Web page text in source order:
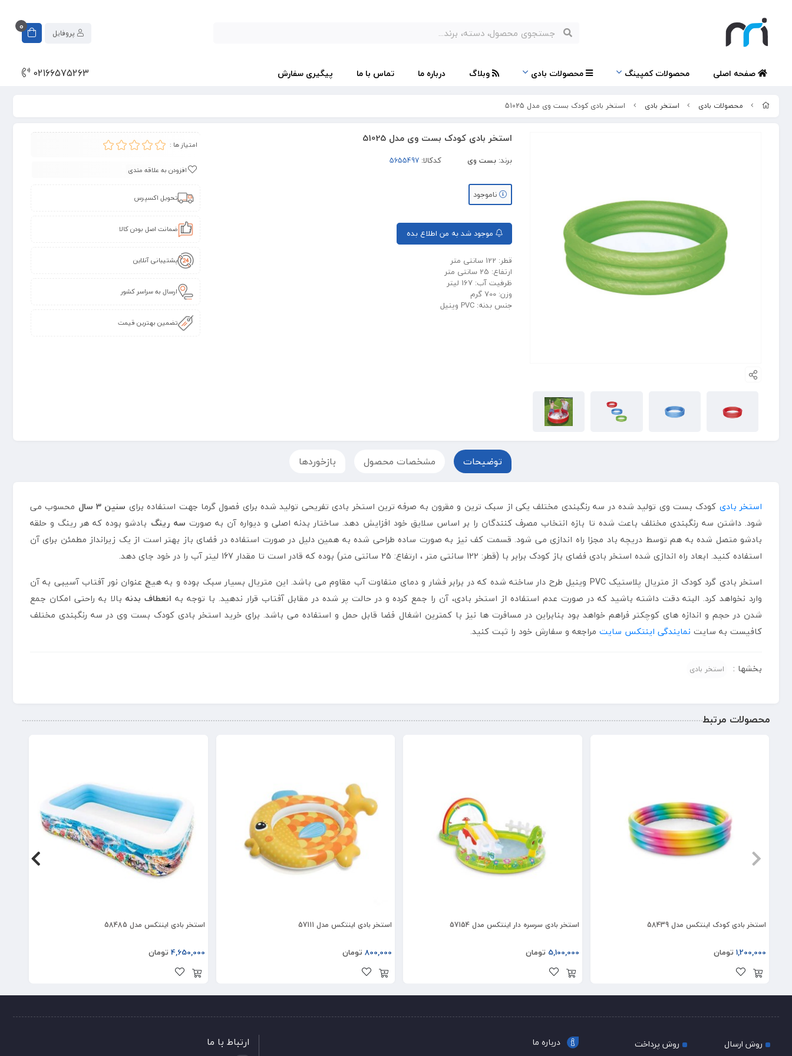
0
صفحه اصلی محصولات کمپینگ محصولات بادی وبلاگ درباره ما تماس با ما پیگیری سفارش 02166575263
محصولات بادی استخر بادی استخر بادی کودک بست وی مدل 51025
استخر بادی کودک بست وی مدل 51025
برند:بست وی کدکالا:
ناموجود
موجود شد به من اطلاع بده
قطر: 122 سانتی متر
ارتفاع: 25 سانتی متر
ظرفیت آب: 167 لیتر
وزن: 700 گرم
جنس بدنه: PVC وینیل
امتیاز ها :
افزودن به علاقه مندی
تحویل اکسپرس
ضمانت اصل بودن کالا
پشتیبانی آنلاین
ارسال به سراسر کشور
تضمین بهترین قیمت
توضیحات مشخصات محصول بازخوردها
استخر بادی کودک بست وی تولید شده در سه رنگبندی مختلف یکی از سبک ترین و مقرون به صرفه ترین استخر بادی تفریحی تولید شده برای فصول گرما جهت استفاده برای سنین 3 سال
محسوب می
شود. داشتن سه رنگبندی مختلف باعث شده تا بازه انتخاب مصرف کنندگان را بر اساس سلایق خود افزایش دهد. ساختار بدنه اصلی و دیواره آن به صورت سه رینگ بادشو بوده که هر رینگ و حلقه
بادشو متصل شده به هم توسط دریچه باد مجزا راه اندازی می شود. قسمت کف نیز به صورت ساده طراحی شده به همین دلیل در صورت استفاده در فضای باز بهتر است از یک زیرانداز مطمئن برای آن
استفاده کنید. ابعاد راه اندازی شده استخر بادی فضای باز کودک برابر با (قطر: 122 سانتی متر ، ارتفاع: 25 سانتی متر) بوده که قادر است تا مقدار 167 لیتر آب را در خود جای دهد.
استخر بادی گرد کودک از متریال پلاستیک PVC وینیل طرح دار ساخته شده که در برابر فشار و دمای متفاوت آب مقاوم می باشد. این متریال بسیار سبک بوده و به هیچ عنوان نور آفتاب آسیبی به آن
وارد نخواهد کرد. البته دقت داشته باشید که در صورت عدم استفاده از استخر بادی، آن را جمع کرده و در حالت پر شده در مقابل آفتاب قرار ندهید. با توجه به انعطاف بدنه بالا به راحتی امکان جمع
شدن در حجم و اندازه های کوچکتر فراهم خواهد بود بنابراین در مسافرت ها نیز با کمترین اشغال فضا قابل حمل و استفاده می باشد. برای خرید استخر بادی کودک بست وی در سه رنگبندی مختلف
کافیست به سایت نمایندگی اینتکس سایت مراجعه و سفارش خود را ثبت کنید.
بخشها : استخر بادی
محصولات مرتبط
استخر بادی کودک اینتکس مدل 58439
1,200,000 تومان
استخر بادی سرسره دار اینتکس مدل 57154
5,100,000 تومان
استخر بادی اینتکس مدل 57111
800,000 تومان
استخر بادی اینتکس مدل 58485
4,650,000 تومان
روش ارسال
روش پرداخت
درباره ما ارتباط با ما